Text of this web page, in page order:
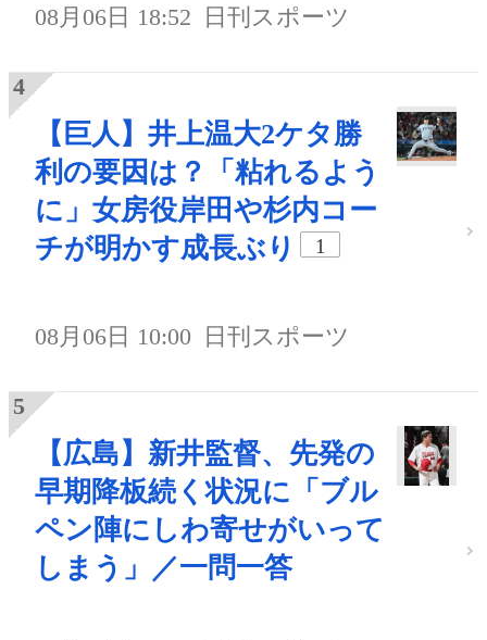
08月06日 18:52 日刊スポーツ
【巨人】井上温大2ケタ勝
利の要因は？「粘れるよう
に」女房役岸田や杉内コー
チが明かす成長ぶり
1
08月06日 10:00 日刊スポーツ
【広島】新井監督、先発の
早期降板続く状況に「ブル
ペン陣にしわ寄せがいって
しまう」／一問一答